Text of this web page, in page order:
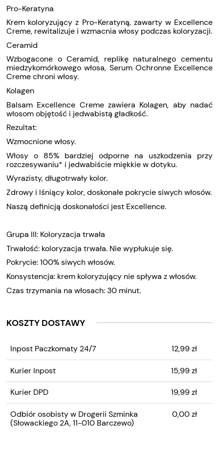
Pro-Keratyna
Krem koloryzujący z Pro-Keratyną, zawarty w Excellence
Creme, rewitalizuje i wzmacnia włosy podczas koloryzacji.
Ceramid
Wzbogacone o Ceramid, replikę naturalnego cementu
miedzykomórkowego włosa, Serum Ochronne Excellence
Creme chroni włosy.
Kolagen
Balsam Excellence Creme zawiera Kolagen, aby nadać
włosom objętość i jedwabistą gładkość.
Rezultat:
Wzmocnione włosy.
Włosy o 85% bardziej odporne na uszkodzenia przy
rozczesywaniu* i jedwabiście miękkie w dotyku.
Wyrazisty, długotrwały kolor.
Zdrowy i lśniący kolor, doskonałe pokrycie siwych włosów.
Naszą definicją doskonałości jest Excellence.
Grupa III: Koloryzacja trwała
Trwałość: koloryzacja trwała. Nie wypłukuje się.
Pokrycie: 100% siwych włosów.
Konsystencja: krem koloryzujący nie spływa z włosów.
Czas trzymania na włosach: 30 minut.
KOSZTY DOSTAWY
EWENTUALNYCH KOSZTÓW
Inpost Paczkomaty 24/7 12,99 zł
Kurier Inpost 15,99 zł
Kurier DPD 19,99 zł
Odbiór osobisty w Drogerii Szminka
(Słowackiego 2A, 11-010 Barczewo)
0,00 zł